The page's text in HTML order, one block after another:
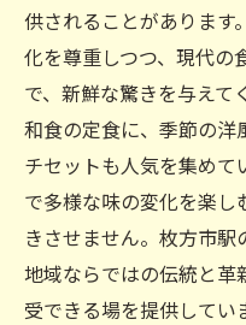
和食ランチを
和食ランチで枚方
和食ランチを
地域の魅力を
和食ランチで
枚方市駅の魅
和食ランチで
枚方市駅の風
供されることがあります
化を尊重しつつ、現代の
で、新鮮な驚きを与えて
和食の定食に、季節の洋
チセットも人気を集めて
で多様な味の変化を楽し
きさせません。枚方市
地域ならではの伝統と革
受できる場を提供してい